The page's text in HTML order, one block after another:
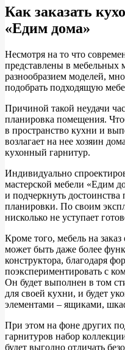
Как заказать
«Едим дома»
Несмотря на то что
представлены в мебельных
разнообразием моделей,
подобрать подходящую
Причиной такой неудачи
планировка помещения.
в пространство кухни и
возлагает на нее хозяин
кухонный гарнитур.
Индивидуально
мастерской мебели «Едим
и подчеркнуть
планировки. По своим
нисколько не уступает
Кроме того, мебель на
может быть даже более
конструктора, благодаря
поэкспериментировать с
Он будет выполнен в том
для своей кухни, и будет
элементами – ящиками,
При этом на фоне других
гарнитуров набор
будет выгодно отличать